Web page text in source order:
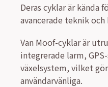
Deras cyklar är kända
avancerade teknik och
Van Moof-cyklar är
integrerade larm,
växelsystem, vilket
användarvänliga.